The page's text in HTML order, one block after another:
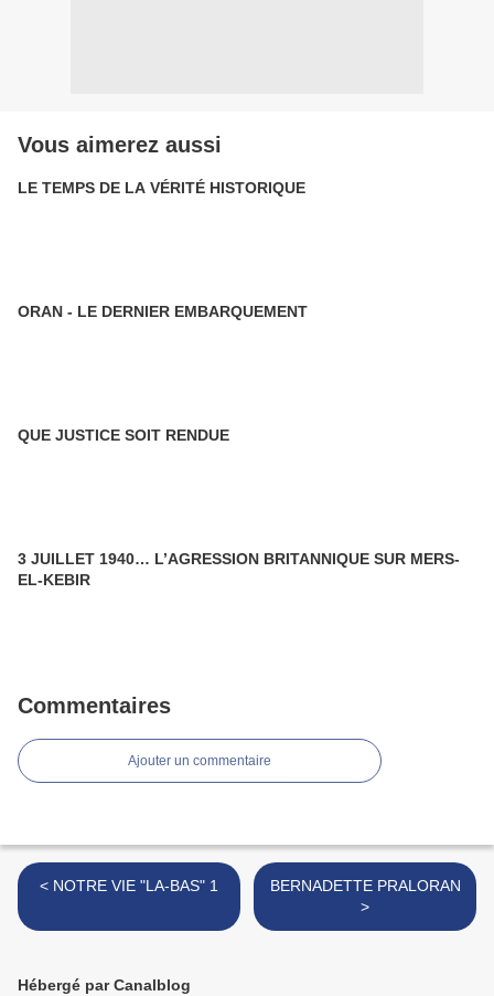
Vous aimerez aussi
LE TEMPS DE LA VÉRITÉ HISTORIQUE
ORAN - LE DERNIER EMBARQUEMENT
QUE JUSTICE SOIT RENDUE
3 JUILLET 1940… L’AGRESSION BRITANNIQUE SUR MERS-
EL-KEBIR
Commentaires
Ajouter un commentaire
< NOTRE VIE "LA-BAS" 1
BERNADETTE PRALORAN
>
Hébergé par Canalblog